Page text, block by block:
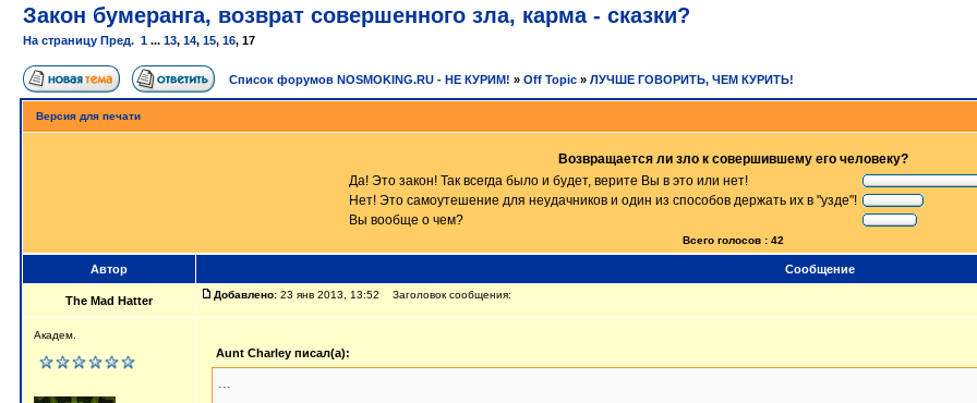
Закон бумеранга, возврат совершенного зла, карма - сказки?
На страницу Пред. 1 ... 13, 14, 15, 16, 17
Список форумов NOSMOKING.RU - НЕ КУРИМ! » Off Topic » ЛУЧШЕ ГОВОРИТЬ, ЧЕМ КУРИТЬ!
Версия для печати
Возвращается ли зло к совершившему его человеку?
Да! Это закон! Так всегда было и будет, верите Вы в это или нет!
Нет! Это самоутешение для неудачников и один из способов держать их в "узде"!
Вы вообще о чем?
Всего голосов : 42
Автор Сообщение
The Mad Hatter Добавлено: 23 янв 2013, 13:52 Заголовок сообщения:
Академ.
Aunt Charley писал(а):
...